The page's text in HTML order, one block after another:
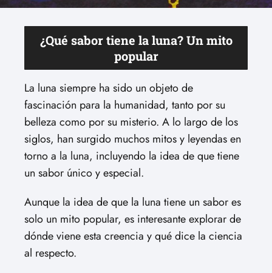
¿Qué sabor tiene la luna? Un mito
popular
La luna siempre ha sido un objeto de
fascinación para la humanidad, tanto por su
belleza como por su misterio. A lo largo de los
siglos, han surgido muchos mitos y leyendas en
torno a la luna, incluyendo la idea de que tiene
un sabor único y especial.
Aunque la idea de que la luna tiene un sabor es
solo un mito popular, es interesante explorar de
dónde viene esta creencia y qué dice la ciencia
al respecto.